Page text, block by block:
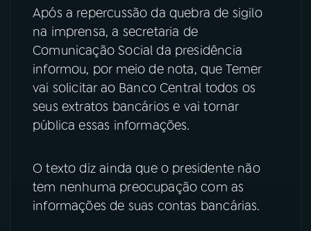
Após a repercussão da quebra de sigilo
na imprensa, a secretaria de
Comunicação Social da presidência
informou, por meio de nota, que Temer
vai solicitar ao Banco Central todos os
seus extratos bancários e vai tornar
pública essas informações.
O texto diz ainda que o presidente não
tem nenhuma preocupação com as
informações de suas contas bancárias.